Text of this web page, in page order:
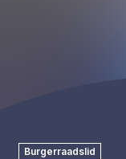
Burgerraadslid